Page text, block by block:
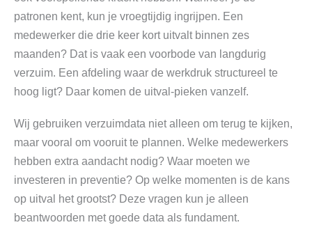
patronen kent, kun je vroegtijdig ingrijpen. Een
medewerker die drie keer kort uitvalt binnen zes
maanden? Dat is vaak een voorbode van langdurig
verzuim. Een afdeling waar de werkdruk structureel te
hoog ligt? Daar komen de uitval-pieken vanzelf.
Wij gebruiken verzuimdata niet alleen om terug te kijken,
maar vooral om vooruit te plannen. Welke medewerkers
hebben extra aandacht nodig? Waar moeten we
investeren in preventie? Op welke momenten is de kans
op uitval het grootst? Deze vragen kun je alleen
beantwoorden met goede data als fundament.